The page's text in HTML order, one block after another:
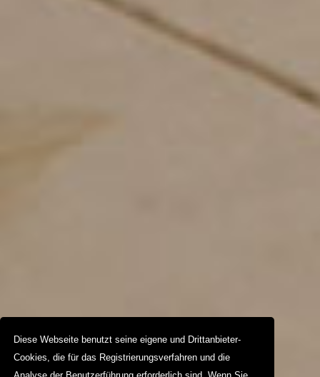
Diese Webseite benutzt seine eigene und Drittanbieter-
Cookies, die für das Registrierungsverfahren und die